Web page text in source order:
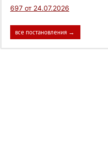
697 от 24.07.2026
все постановления →